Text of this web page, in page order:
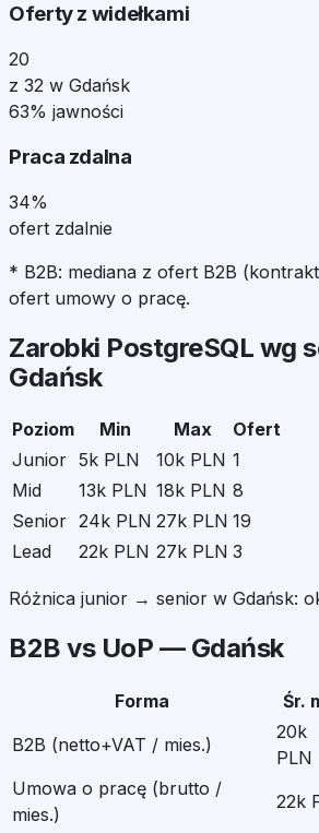
Oferty z widełkami
20
z 32 w Gdańsk
63% jawności
Praca zdalna
34%
ofert zdalnie
* B2B: mediana z ofert B2B
ofert umowy o pracę.
Zarobki PostgreSQL wg
Gdańsk
Poziom Min Max
Ofert
Junior 5k PLN 10k PLN 1
Mid
13k PLN 18k PLN 8
Senior 24k PLN 27k PLN 19
Lead
22k PLN 27k PLN 3
Różnica junior → senior w Gdańsk:
B2B vs UoP — Gdańsk
Forma Śr.
B2B (netto+VAT / mies.)
20k
PLN
Umowa o pracę (brutto /
mies.)
22k